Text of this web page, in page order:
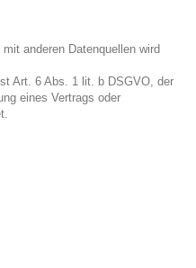
anderen Datenquellen wird
Art. 6 Abs. 1 lit. b DSGVO, der
eines Vertrags oder